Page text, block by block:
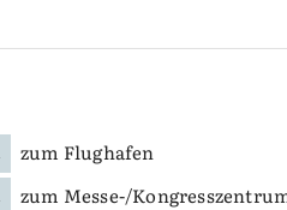
zum Flughafen
zum Messe-/